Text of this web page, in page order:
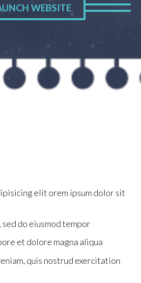
WEBSITE
elit orem ipsum dolor sit
do eiusmod tempor
et dolore magna aliqua
quis nostrud exercitation